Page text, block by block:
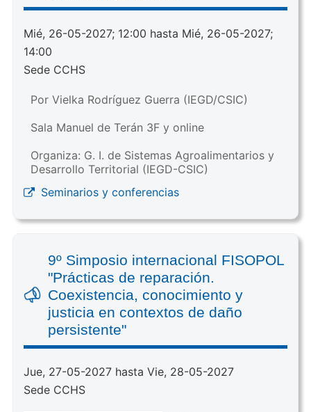
Mié, 26-05-2027; 12:00 hasta Mié, 26-05-2027;
14:00
Sede CCHS
Por Vielka Rodríguez Guerra (IEGD/CSIC)
Sala Manuel de Terán 3F y online
Organiza: G. I. de Sistemas Agroalimentarios y
Desarrollo Territorial (IEGD-CSIC)
Seminarios y conferencias
9º Simposio internacional FISOPOL
"Prácticas de reparación.
Coexistencia, conocimiento y
justicia en contextos de daño
persistente"
Jue, 27-05-2027 hasta Vie, 28-05-2027
Sede CCHS